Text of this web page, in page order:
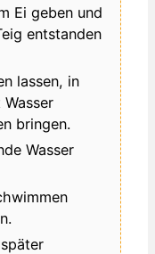
Ei geben und
entstanden
lassen, in
bringen.
Wasser